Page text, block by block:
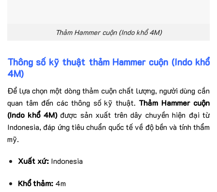
Thảm Hammer cuộn (Indo khổ 4M)
Thông số kỹ thuật thảm Hammer cuộn (Indo khổ
4M)
Để lựa chọn một dòng thảm cuộn chất lượng, người dùng cần
quan tâm đến các thông số kỹ thuật. Thảm Hammer cuộn
(Indo khổ 4M)được sản xuất trên dây chuyền hiện đại từ
Indonesia, đáp ứng tiêu chuẩn quốc tế về độ bền và tính thẩm
mỹ.
Xuất xứ: Indonesia
Khổ thảm: 4m